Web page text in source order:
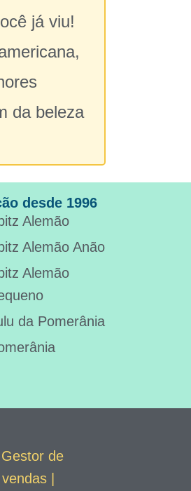
já viu!
da beleza
desde 1996
Alemão
Alemão Anão
Alemão
da Pomerânia
Gestor de
|